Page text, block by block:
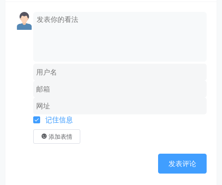
记住信息
添加表情
发表评论